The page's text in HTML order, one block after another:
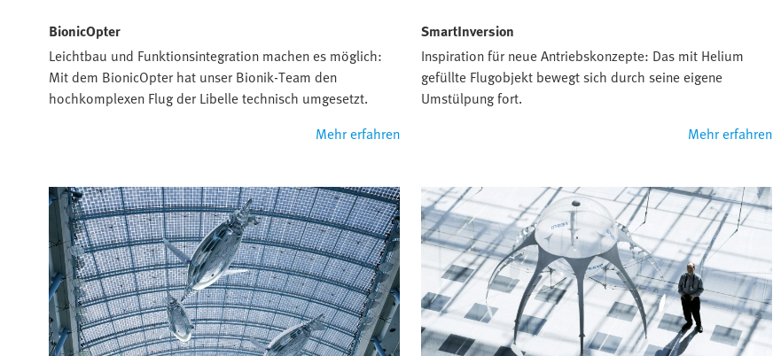
BionicOpter
Leichtbau und Funktionsintegration machen es möglich:
Mit dem BionicOpter hat unser Bionik-Team den
hochkomplexen Flug der Libelle technisch umgesetzt.
Mehr erfahren
SmartInversion
Inspiration für neue Antriebskonzepte: Das mit Helium
gefüllte Flugobjekt bewegt sich durch seine eigene
Umstülpung fort.
Mehr erfahren